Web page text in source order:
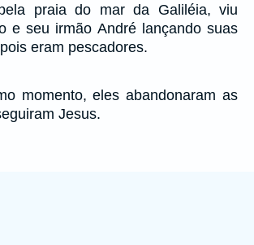
praia do mar da Galiléia, viu
e seu irmão André lançando suas
eram pescadores.
momento, eles abandonaram as
Jesus.